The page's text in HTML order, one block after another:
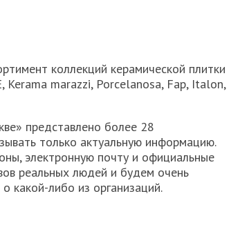
коллекций керамической плитки
Kerama marazzi, Porcelanosa, Fap, Italon,
представлено более 28
только актуальную информацию.
электронную почту и официальные
реальных людей и будем очень
какой-либо из организаций.